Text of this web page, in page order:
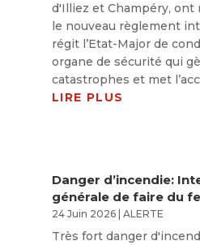
d'Illiez et Champéry, ont
le nouveau règlement
régit l’Etat-Major de
organe de sécurité qui
catastrophes et met
LIRE PLUS
Danger d’incendie:
générale de faire du
24 Juin 2026| ALERTE
Très fort danger